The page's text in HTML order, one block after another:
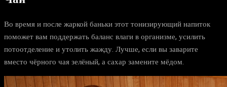
Во время и после жаркой баньки этот тонизирующий напиток
поможет вам поддержать баланс влаги в организме, усилить
потоотделение и утолить жажду. Лучше, если вы заварите
вместо чёрного чая зелёный, а сахар замените мёдом.